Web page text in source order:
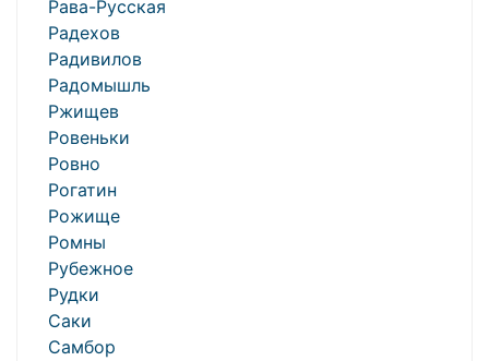
Рава-Русская
Радехов
Радивилов
Радомышль
Ржищев
Ровеньки
Ровно
Рогатин
Рожище
Ромны
Рубежное
Рудки
Саки
Самбор